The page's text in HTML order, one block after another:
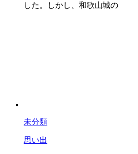
した。しかし、和歌山城の
未分類
思い出